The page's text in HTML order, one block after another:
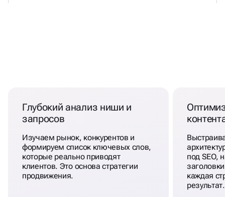
Глубокий анализ ниши и
запросов
Изучаем рынок, конкурентов и
формируем список ключевых слов,
которые реально приводят
клиентов. Это основа стратегии
продвижения.
под SEO,
каждая
результат.